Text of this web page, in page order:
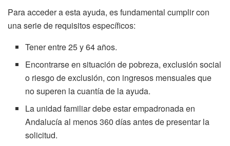
Para acceder a esta ayuda, es fundamental cumplir con
una serie de requisitos específicos:
Tener entre 25 y 64 años.
Encontrarse en situación de pobreza, exclusión social
o riesgo de exclusión, con ingresos mensuales que
no superen la cuantía de la ayuda.
La unidad familiar debe estar empadronada en
Andalucía al menos 360 días antes de presentar la
solicitud.